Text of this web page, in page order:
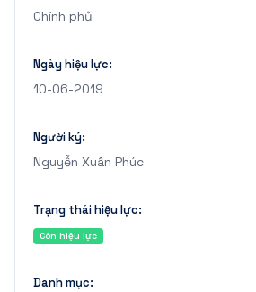
Chính phủ
Ngày hiệu lực:
10-06-2019
Người ký:
Nguyễn Xuân Phúc
Trạng thái hiệu lực:
Còn hiệu lực
Danh mục: